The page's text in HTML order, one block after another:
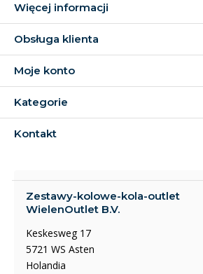
Więcej informacji
Obsługa klienta
Moje konto
Kategorie
Kontakt
Zestawy-kolowe-kola-outlet
WielenOutlet B.V.
Keskesweg 17
5721 WS Asten
Holandia